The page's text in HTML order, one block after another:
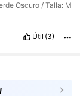
Oscuro / Talla: M
Útil (3)